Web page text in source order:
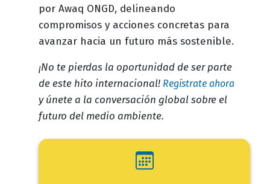
por Awaq ONGD, delineando
compromisos y acciones concretas para
avanzar hacia un futuro más sostenible.
¡No te pierdas la oportunidad de ser parte
de este hito internacional! Regístrate ahora
y únete a la conversación global sobre el
futuro del medio ambiente.